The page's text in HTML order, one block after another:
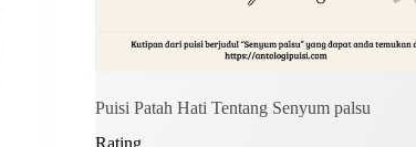
Puisi Patah Hati Tentang Senyum palsu